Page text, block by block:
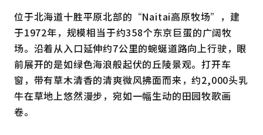
位于北海道十胜平原北部的“Naitai高原牧场”，建
于1972年，规模相当于约358个东京巨蛋的广阔牧
场。沿着从入口延伸约7公里的蜿蜒道路向上行驶，眼
前展开的是如绿色海浪般起伏的丘陵景观。打开车
窗，带有草木清香的清爽微风拂面而来，约2,000头乳
牛在草地上悠然漫步，宛如一幅生动的田园牧歌画
卷。